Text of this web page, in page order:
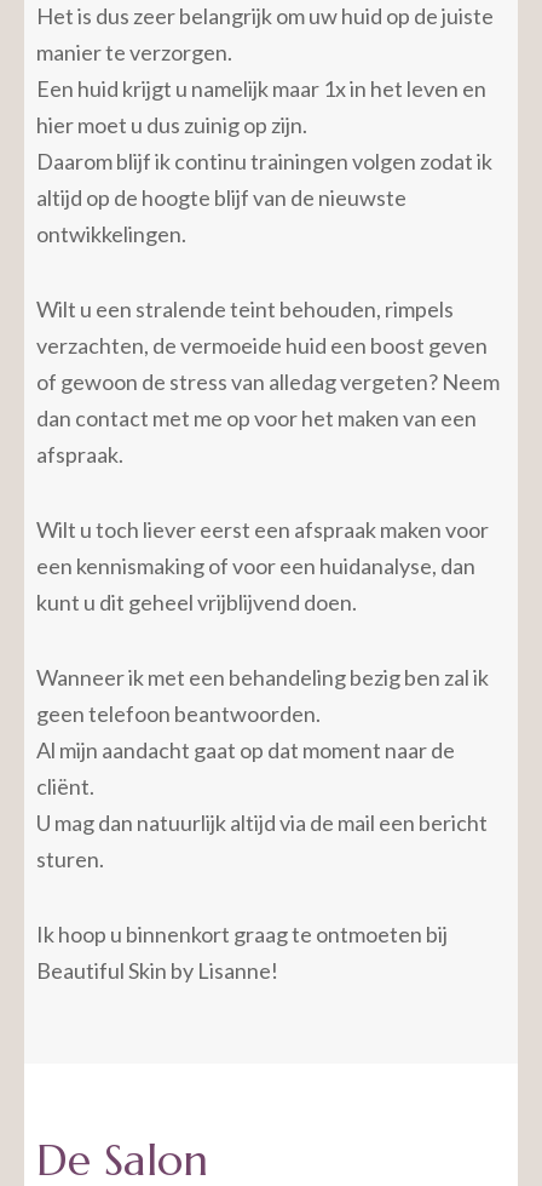
Het is dus zeer belangrijk om uw huid op de juiste
manier te verzorgen.
Een huid krijgt u namelijk maar 1x in het leven en
hier moet u dus zuinig op zijn.
Daarom blijf ik continu trainingen volgen zodat ik
altijd op de hoogte blijf van de nieuwste
ontwikkelingen.
Wilt u een stralende teint behouden, rimpels
verzachten, de vermoeide huid een boost geven
of gewoon de stress van alledag vergeten? Neem
dan contact met me op voor het maken van een
afspraak.
Wilt u toch liever eerst een afspraak maken voor
een kennismaking of voor een huidanalyse, dan
kunt u dit geheel vrijblijvend doen.
Wanneer ik met een behandeling bezig ben zal ik
geen telefoon beantwoorden.
Al mijn aandacht gaat op dat moment naar de
cliënt.
U mag dan natuurlijk altijd via de mail een bericht
sturen.
Ik hoop u binnenkort graag te ontmoeten bij
Beautiful Skin by Lisanne!
De Salon